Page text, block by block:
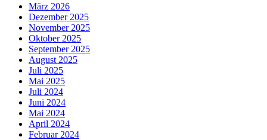
März 2026
Dezember 2025
November 2025
Oktober 2025
September 2025
August 2025
Juli 2025
Mai 2025
Juli 2024
Juni 2024
Mai 2024
April 2024
Februar 2024